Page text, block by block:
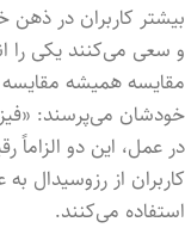
بیشتر کاربران در ذهن
و سعی می‌کنند یکی را
مقایسه همیشه مقایسه
خودشان می‌پرسند:
در عمل، این دو الزاماً
کاربران از رزوسیدال
استفاده می‌کنند.